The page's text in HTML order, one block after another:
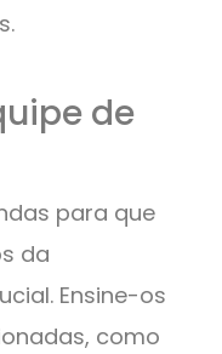
de
para que
da
Ensine-os
como